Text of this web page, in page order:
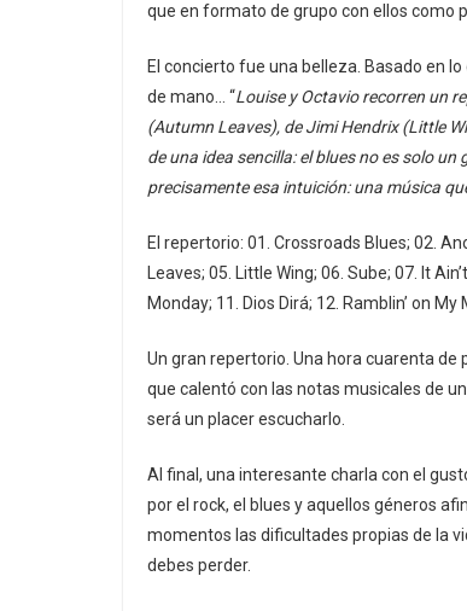
que en formato de grupo con ellos como
El concierto fue una belleza. Basado en
de mano… “Louise y Octavio recorren un
(Autumn Leaves), de Jimi Hendrix (Little
de una idea sencilla: el blues no es solo
precisamente esa intuición: una música
El repertorio: 01. Crossroads Blues; 02.
Leaves; 05. Little Wing; 06. Sube; 07. It
Monday; 11. Dios Dirá; 12. Ramblin’ on
Un gran repertorio. Una hora cuarenta
que calentó con las notas musicales de
será un placer escucharlo.
Al final, una interesante charla con el
por el rock, el blues y aquellos géneros
momentos las dificultades propias de la
debes perder.